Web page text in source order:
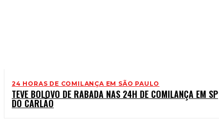
24 HORAS DE COMILANÇA EM SÃO PAULO
TEVE BOLOVO DE RABADA NAS 24H DE COMILANÇA EM SP
DO CARLÃO